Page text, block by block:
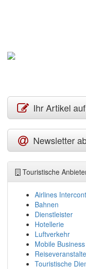
Ihr Artikel
Newsletter
Touristische
Airlines
Bahnen
Dienstleister
Hotellerie
Luftverkehr
Mobile Business
Touristische